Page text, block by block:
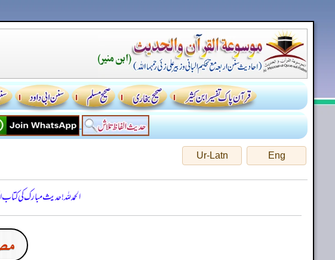
Eng
Ur-Latn
الحمدللہ! حدیث مبارک کی